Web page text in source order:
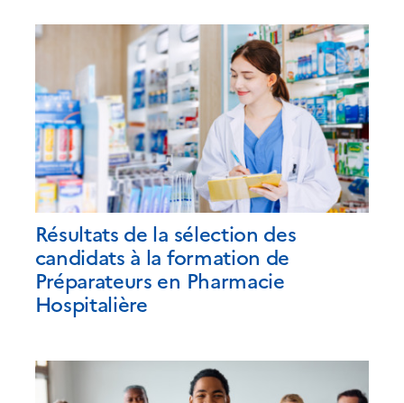
Résultats de la sélection des
candidats à la formation de
Préparateurs en Pharmacie
Hospitalière